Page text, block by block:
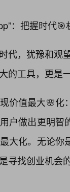
：把握时代
代，犹豫和观
的工具，更是
价值最大🌸化
户做出更明
大化。无论
寻找创业机会